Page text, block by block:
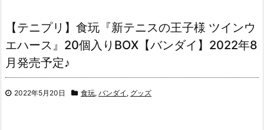
【テニプリ】食玩『新テニスの王子様 ツインウ
エハース』20個入りBOX【バンダイ】2022年8
月発売予定♪
2022年5月20日 食玩, バンダイ , グッズ